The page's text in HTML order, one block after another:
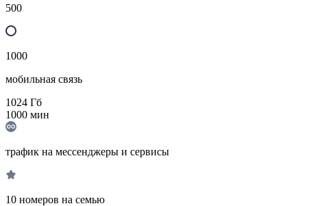
500
1000
мобильная связь
1024 Гб
1000 мин
трафик на мессенджеры и сервисы
10 номеров на семью